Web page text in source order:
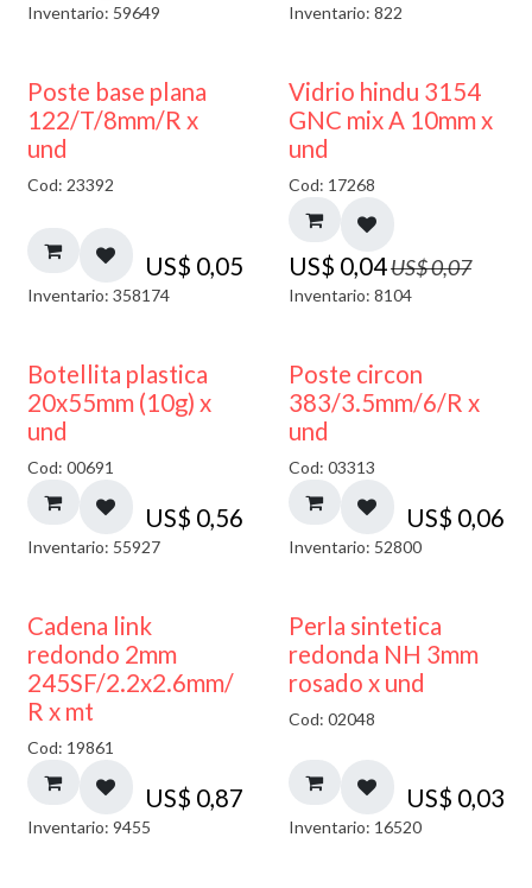
Inventario: 59649 Inventario: 822
Poste base plana
122/T/8mm/R x
und
Cod: 23392
US$ 0,05
Inventario: 358174
40% DESCUENTO
Vidrio hindu 3154
GNC mix A 10mm x
und
Cod: 17268
US$ 0,04US$0,07
Inventario: 8104
Botellita plastica
20x55mm (10g) x
und
Cod: 00691
US$ 0,56
Inventario: 55927
Poste circon
383/3.5mm/6/R x
und
Cod: 03313
US$ 0,06
Inventario: 52800
Cadena link
redondo 2mm
245SF/2.2x2.6mm/
R x mt
Cod: 19861
US$ 0,87
Inventario: 9455
Perla sintetica
redonda NH 3mm
rosado x und
Cod: 02048
US$ 0,03
Inventario: 16520